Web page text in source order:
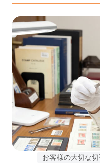
お客様の大切な